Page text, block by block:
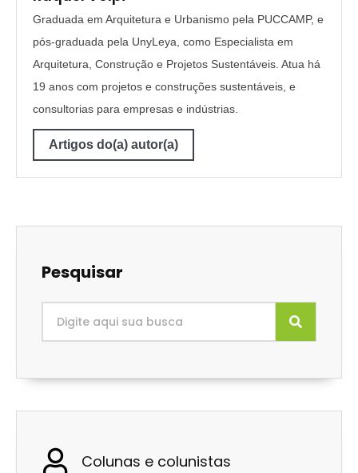
Graduada em Arquitetura e Urbanismo pela PUCCAMP, e
pós-graduada pela UnyLeya, como Especialista em
Arquitetura, Construção e Projetos Sustentáveis. Atua há
19 anos com projetos e construções sustentáveis, e
consultorias para empresas e indústrias.
Artigos do(a) autor(a)
Pesquisar
Colunas e colunistas